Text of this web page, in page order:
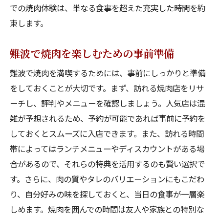
大阪のエネルギーを感じる食事体験
方
難波での焼肉と街歩きの楽しみ方
食後に訪れたい難波の見どころ
焼肉与えられるスタミナで街を満喫
焼肉の後に散策したいスポット
絶品焼肉と観光の組み合わせ
地元ならではの散策ルート
大阪万博に向かう途中で立ち寄るべき難波の焼
肉スポット
大阪万博の合間に訪れたい焼肉店
での焼肉体験は、単なる食事を超えた充実した時間を約
束します。
難波で焼肉を楽しむための事前準備
難波で焼肉を満喫するためには、事前にしっかりと準備
をしておくことが大切です。まず、訪れる焼肉店をリサ
ーチし、評判やメニューを確認しましょう。人気店は混
雑が予想されるため、予約が可能であれば事前に予約を
しておくとスムーズに入店できます。また、訪れる時間
帯によってはランチメニューやディスカウントがある場
合があるので、それらの特典を活用するのも賢い選択で
す。さらに、肉の質やタレのバリエーションにもこだわ
り、自分好みの味を探しておくと、当日の食事が一層楽
しめます。焼肉を囲んでの時間は友人や家族との特別な